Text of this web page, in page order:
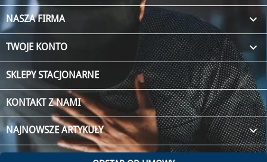
NASZA FIRMA 
TWOJE KONTO 
SKLEPY STACJONARNE
KONTAKT Z NAMI
NAJNOWSZE ARTYKUŁY keyboard_arrow_down